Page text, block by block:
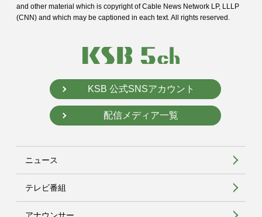
and other material which is copyright of Cable News Network LP, LLLP
(CNN) and which may be captioned in each text. All rights reserved.
KSB 公式SNSアカウント
配信メディア一覧
ニュース
テレビ番組